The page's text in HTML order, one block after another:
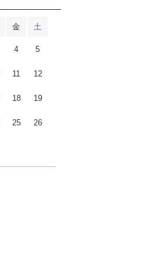
金 土
4 5
11 12
18 19
25 26